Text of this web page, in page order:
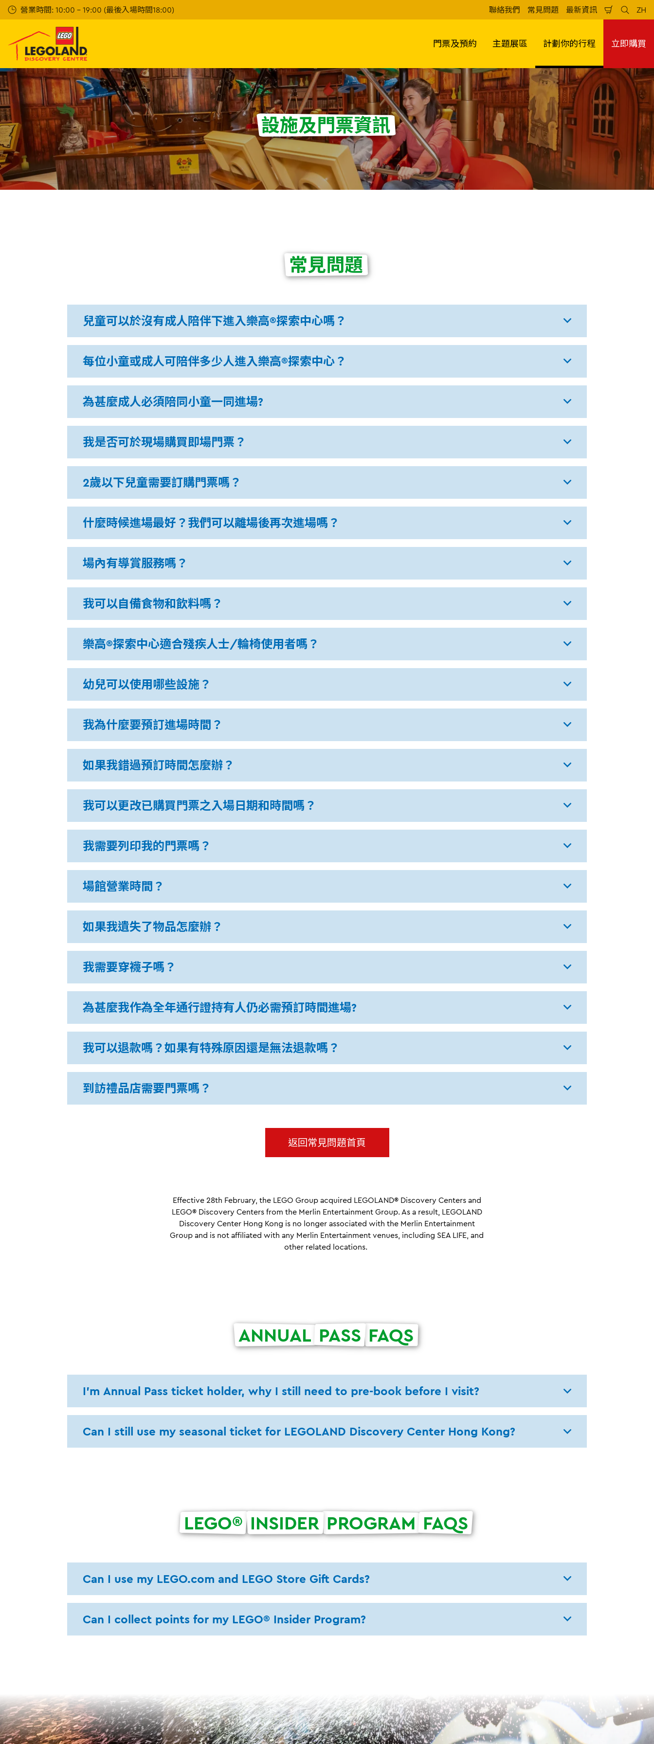
Skip
to
content
營業時間: 10:00 - 19:00 (最後入場時間18:00) 聯絡我們 常見問題 最新資訊
Shopping
Cart
Search
ZH
門票及預約 主題展區 計劃你的行程 立即購買
設施及門票資訊
常見問題
兒童可以於沒有成人陪伴下進入樂高®探索中心嗎？
每位小童或成人可陪伴多少人進入樂高®探索中心？
為甚麼成人必須陪同小童一同進場?
我是否可於現場購買即場門票？
2歲以下兒童需要訂購門票嗎？
什麼時候進場最好？我們可以離場後再次進場嗎？
場內有導賞服務嗎？
我可以自備食物和飲料嗎？
樂高®探索中心適合殘疾人士/輪椅使用者嗎？
幼兒可以使用哪些設施？
我為什麼要預訂進場時間？
如果我錯過預訂時間怎麼辦？
我可以更改已購買門票之入場日期和時間嗎？
我需要列印我的門票嗎？
場館營業時間？
如果我遺失了物品怎麼辦？
我需要穿襪子嗎？
為甚麼我作為全年通行證持有人仍必需預訂時間進場?
我可以退款嗎？如果有特殊原因還是無法退款嗎？
到訪禮品店需要門票嗎？
返回常見問題首頁
Effective 28th February, the LEGO Group acquired LEGOLAND® Discovery Centers and
LEGO® Discovery Centers from the Merlin Entertainment Group. As a result, LEGOLAND
Discovery Center Hong Kong is no longer associated with the Merlin Entertainment
Group and is not affiliated with any Merlin Entertainment venues, including SEA LIFE, and
other related locations.
ANNUAL PASS FAQS
I'm Annual Pass ticket holder, why I still need to pre-book before I visit?
Can I still use my seasonal ticket for LEGOLAND Discovery Center Hong Kong?
LEGO® INSIDER PROGRAM FAQS
Can I use my LEGO.com and LEGO Store Gift Cards?
Can I collect points for my LEGO® Insider Program?